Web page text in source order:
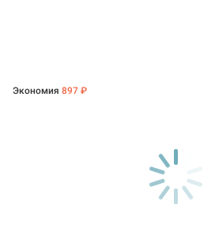
Экономия 897 ₽